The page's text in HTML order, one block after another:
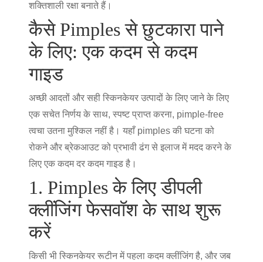
शक्तिशाली रक्षा बनाते हैं।
कैसे Pimples से छुटकारा पाने
के लिए: एक कदम से कदम
गाइड
अच्छी आदतों और सही स्किनकेयर उत्पादों के लिए जाने के लिए
एक सचेत निर्णय के साथ, स्पष्ट प्राप्त करना, pimple-free
त्वचा उतना मुश्किल नहीं है। यहाँ pimples की घटना को
रोकने और ब्रेकआउट को प्रभावी ढंग से इलाज में मदद करने के
लिए एक कदम दर कदम गाइड है।
1. Pimples के लिए डीपली
क्लींजिंग फेसवॉश के साथ शुरू
करें
किसी भी स्किनकेयर रूटीन में पहला कदम क्लींजिंग है, और जब